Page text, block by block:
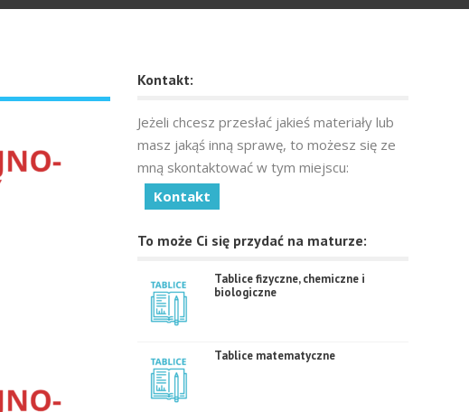
Kontakt:
Jeżeli chcesz przesłać jakieś materiały lub
masz jakąś inną sprawę, to możesz się ze
mną skontaktować w tym miejscu:
Kontakt
To może Ci się przydać na maturze:
Tablice fizyczne, chemiczne i
biologiczne
Tablice matematyczne